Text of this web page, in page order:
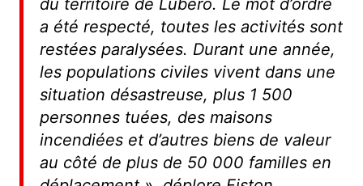
du territoire de Lubero. Le mot d’ordre
a été respecté, toutes les activités sont
restées paralysées. Durant une année,
les populations civiles vivent dans une
situation désastreuse, plus 1 500
personnes tuées, des maisons
incendiées et d’autres biens de valeur
au côté de plus de 50 000 familles en